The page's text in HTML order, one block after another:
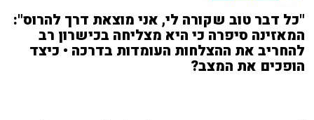
"כל דבר טוב שקורה לי, אני מוצאת דרך להרוס":
המאזינה סיפרה כי היא מצליחה בכישרון רב
להחריב את ההצלחות העומדות בדרכה • כיצד
הופכים את המצב?